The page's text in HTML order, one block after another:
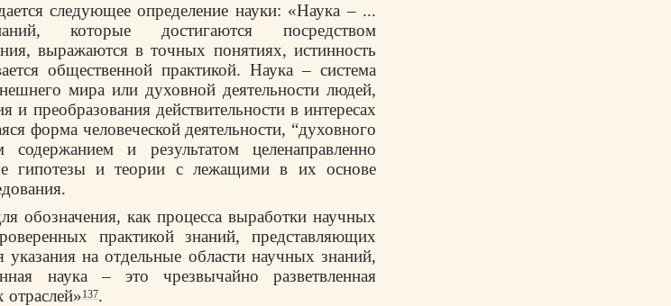
следующее определение науки: «Наука – ...
которые достигаются посредством
выражаются в точных понятиях, истинность
общественной практикой. Наука – система
мира или духовной деятельности людей,
преобразования действительности в интересах
форма человеческой деятельности, “духовного
и результатом целенаправленно
гипотезы и теории с лежащими в их основе
обозначения, как процесса выработки научных
практикой знаний, представляющих
на отдельные области научных знаний,
наука – это чрезвычайно разветвленная
137.